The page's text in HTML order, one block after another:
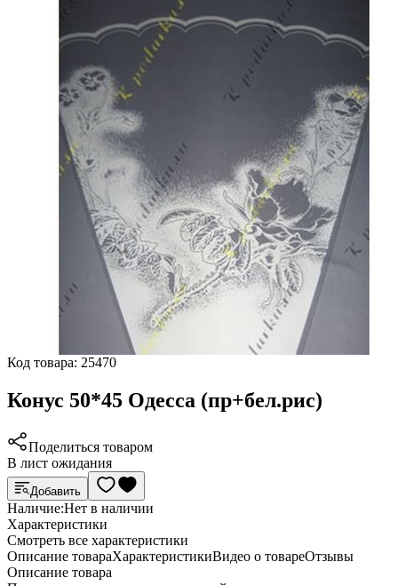
Код товара: 25470
Конус 50*45 Одесса (пр+бел.рис)
Поделиться товаром
В лист ожидания
Добавить
Наличие:Нет в наличии
Характеристики
Cмотреть все характеристики
Описание товараХарактеристикиВидео о товареОтзывы
Описание товара